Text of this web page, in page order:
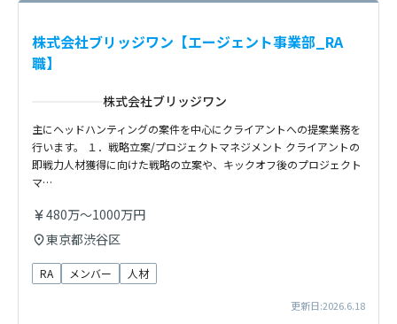
株式会社ブリッジワン【エージェント事業部_RA
職】
株式会社ブリッジワン
主にヘッドハンティングの案件を中心にクライアントへの提案業務を
行います。 １．戦略立案/プロジェクトマネジメント クライアントの
即戦力人材獲得に向けた戦略の立案や、キックオフ後のプロジェクト
マ…
480万〜1000万円
東京都渋谷区
RA メンバー 人材
更新日:2026.6.18